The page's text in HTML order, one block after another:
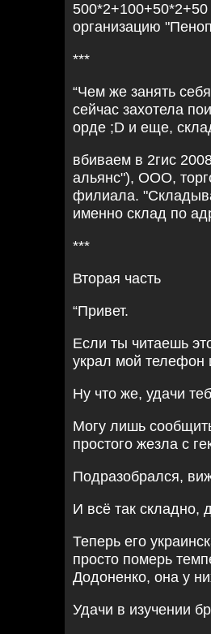
организацию
***
“Чем же занять
сейчас захотела
орде ;D и еще,
вбиваем в 2гис
альянс"), ООО,
филиала.
именно склад по
***
Вторая часть
“Привет.
Если ты читаешь
украл мой телефон
Ну что же, удачи
Могу лишь
простого жезла с
Подразобрался,
И всё так складно,
Теперь его
просто померь
Додоненко, она у
Удачи в изучении